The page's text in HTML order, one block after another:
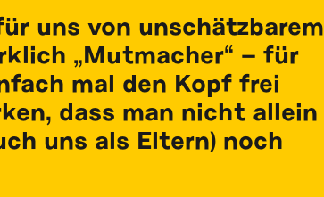
uns von unschätzbarem
„Mutmacher“ – für
mal den Kopf frei
dass man nicht allein
uns als Eltern) noch